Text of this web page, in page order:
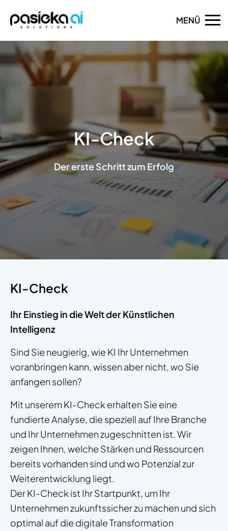
KI-Check
Der erste Schritt zum Erfolg
KI-Check
Ihr Einstieg in die Welt der Künstlichen
Intelligenz
Sind Sie neugierig, wie KI Ihr Unternehmen
voranbringen kann, wissen aber nicht, wo Sie
anfangen sollen?
Mit unserem KI-Check erhalten Sie eine
fundierte Analyse, die speziell auf Ihre Branche
und Ihr Unternehmen zugeschnitten ist. Wir
zeigen Ihnen, welche Stärken und Ressourcen
bereits vorhanden sind und wo Potenzial zur
Weiterentwicklung liegt.
Der KI-Check ist Ihr Startpunkt, um Ihr
Unternehmen zukunftssicher zu machen und sich
optimal auf die digitale Transformation